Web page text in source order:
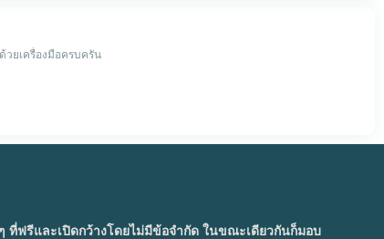
วยเครื่องมือครบครัน
ฟรีและเปิดกว้างโดยไม่มีข้อจำกัด ในขณะเดียวกันก็มอบ